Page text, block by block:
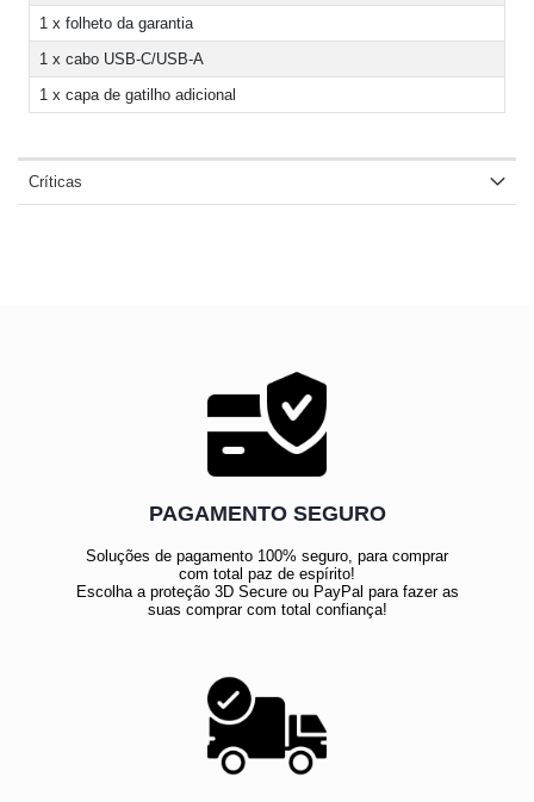
1 x folheto da garantia
1 x cabo USB-C/USB-A
1 x capa de gatilho adicional
Críticas
PAGAMENTO SEGURO
Soluções de pagamento 100% seguro, para comprar
com total paz de espírito!
Escolha a proteção 3D Secure ou PayPal para fazer as
suas comprar com total confiança!